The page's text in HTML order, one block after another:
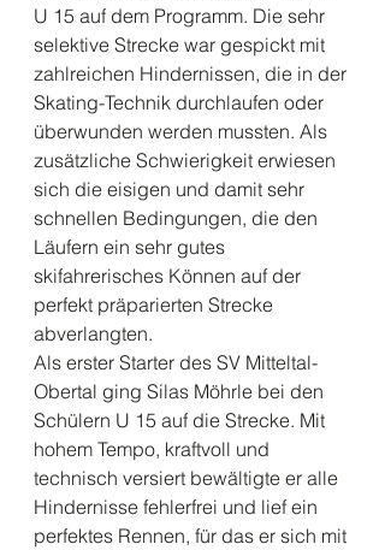
U 15 auf dem Programm. Die sehr
selektive Strecke war gespickt mit
zahlreichen Hindernissen, die in der
Skating-Technik durchlaufen oder
überwunden werden mussten. Als
zusätzliche Schwierigkeit erwiesen
sich die eisigen und damit sehr
schnellen Bedingungen, die den
Läufern ein sehr gutes
skifahrerisches Können auf der
perfekt präparierten Strecke
abverlangten.
Als erster Starter des SV Mitteltal-
Obertal ging Silas Möhrle bei den
Schülern U 15 auf die Strecke. Mit
hohem Tempo, kraftvoll und
technisch versiert bewältigte er alle
Hindernisse fehlerfrei und lief ein
perfektes Rennen, für das er sich mit